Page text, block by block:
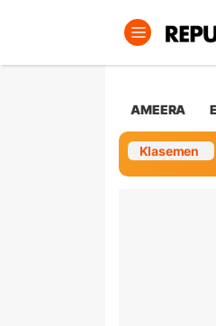
AMEERA
Klasemen